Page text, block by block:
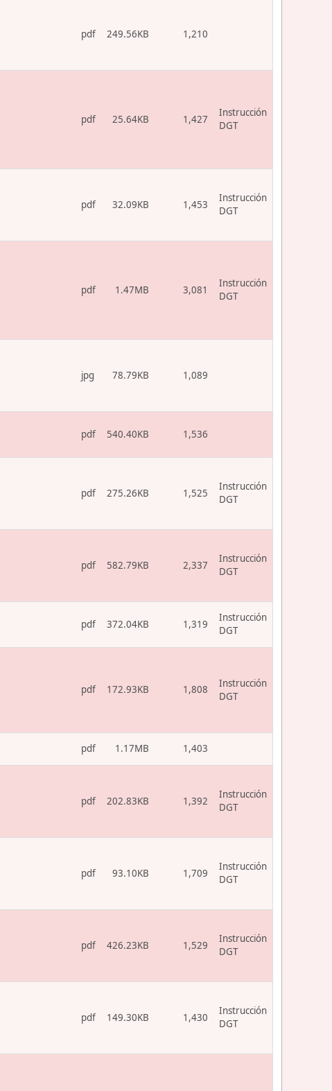
pdf 249.56KB 1,210
pdf 25.64KB 1,427
Instrucción
DGT
pdf 32.09KB 1,453
Instrucción
DGT
pdf 1.47MB 3,081
Instrucción
DGT
jpg 78.79KB 1,089
pdf 540.40KB 1,536
pdf 275.26KB 1,525
Instrucción
DGT
pdf 582.79KB 2,337
Instrucción
DGT
pdf 372.04KB 1,319
Instrucción
DGT
pdf 172.93KB 1,808
Instrucción
DGT
pdf 1.17MB 1,403
pdf 202.83KB 1,392
Instrucción
DGT
pdf 93.10KB 1,709
Instrucción
DGT
pdf 426.23KB 1,529
Instrucción
DGT
pdf 149.30KB 1,430
Instrucción
DGT